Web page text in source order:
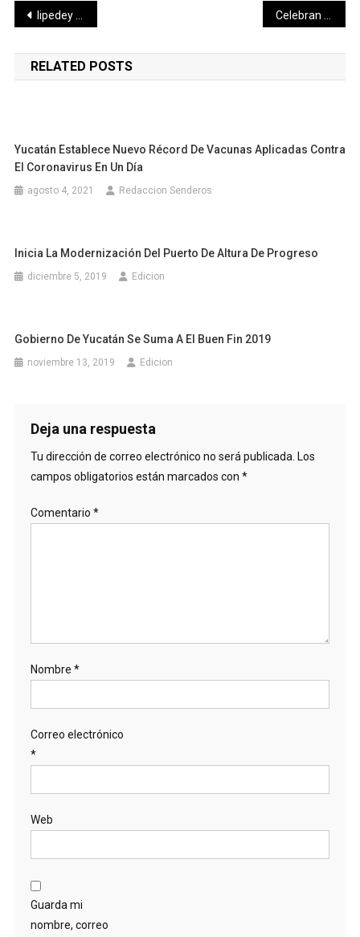
Navegación
de
entradas
Iipedey y Fundación Macay invitan a la Jornada de Arte y Discapacidad Intelectual
RELATED POSTS
Yucatán Establece Nuevo Récord De Vacunas Aplicadas Contra
El Coronavirus En Un Día
agosto 4, 2021 Redaccion Senderos
Inicia La Modernización Del Puerto De Altura De Progreso
diciembre 5, 2019 Edicion
Gobierno De Yucatán Se Suma A El Buen Fin 2019
noviembre 13, 2019 Edicion
Deja una respuesta
Tu dirección de correo electrónico no será publicada. Los
campos obligatorios están marcados con *
Comentario *
Nombre *
Correo electrónico
*
Web
Guarda mi
nombre, correo